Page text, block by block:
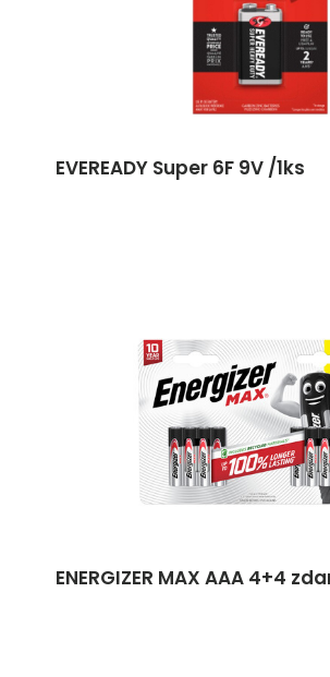
EVEREADY Super 6F 9V /1ks
ENERGIZER MAX AAA 4+4